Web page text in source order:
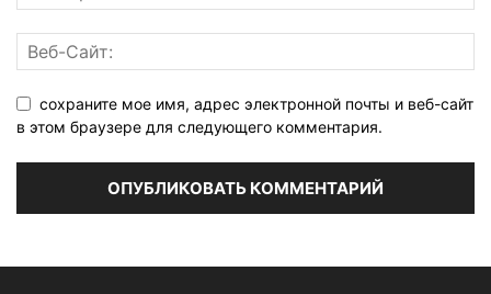
сохраните мое имя, адрес электронной почты и веб-сайт
в этом браузере для следующего комментария.